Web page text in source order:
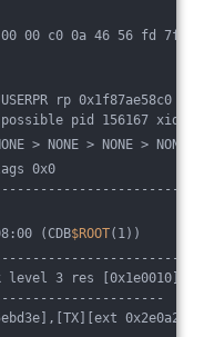
00 c0 0a 46 56 fd 7f
rp
pid 156167 xid
> NONE > NONE > NONE
0x0
(CDB$ROOT(1))
block level 3 res